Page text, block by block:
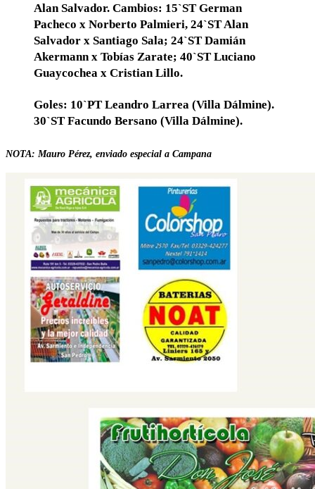
Alan Salvador. Cambios: 15`ST German
Pacheco x Norberto Palmieri, 24`ST Alan
Salvador x Santiago Sala; 24`ST Damián
Akermann x Tobías Zarate; 40`ST Luciano
Guaycochea x Cristian Lillo.
Goles: 10`PT Leandro Larrea (Villa Dálmine).
30`ST Facundo Bersano (Villa Dálmine).
NOTA: Mauro Pérez, enviado especial a Campana